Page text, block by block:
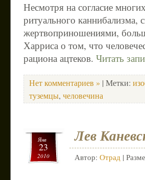
Несмотря на согласие
ритуального каннибализма,
жертвоприношениями,
Харриса о том, что
рациона ацтеков. Читать
Нет комментариев » | Метки:
туземцы, человечина
Янв
23
2010
Лев
Автор: Отрад |